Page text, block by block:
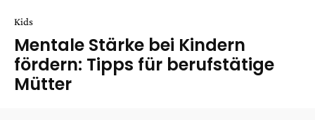
Kids
Mentale Stärke bei Kindern
fördern: Tipps für berufstätige
Mütter